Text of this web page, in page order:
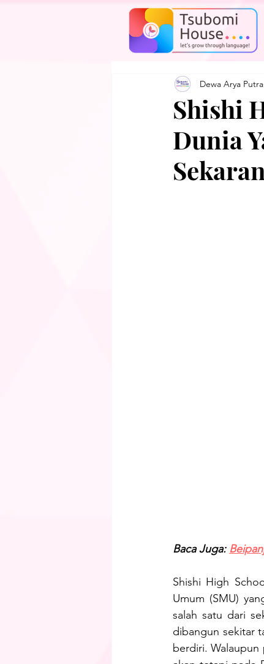
Shishi
Dunia
Dewa Arya Putra
Baca Juga:
Shishi High
Umum (SMU)
salah satu dari
dibangun sekitar
berdiri.